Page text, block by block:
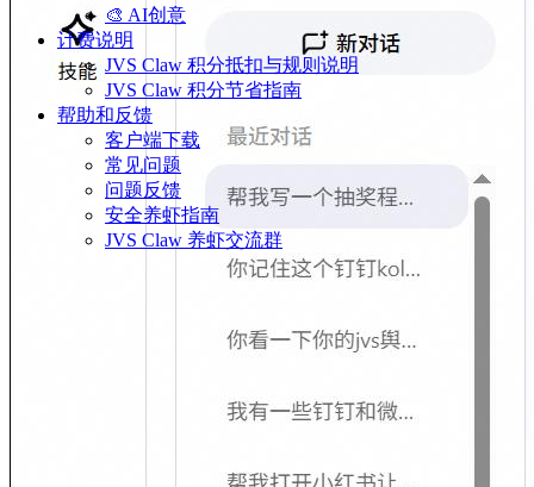
🎨 AI创意
计费说明
JVS Claw 积分抵扣与规则说明
JVS Claw 积分节省指南
帮助和反馈
客户端下载
常见问题
问题反馈
安全养虾指南
JVS Claw 养虾交流群